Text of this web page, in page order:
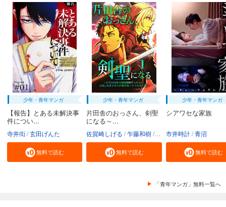
会社をやめて馬主やります！ ― アキコノユメヲ ― 65
110円 (税込)
カート
試し読み
あらすじを表示する
会社をやめて馬主やります！ ― アキコノユメヲ ― 66
110 円 (税込)
カート
あらすじを表示する
会社をやめて馬主やります！ ― アキコノユメヲ ― 67
少年・青年マンガ
【報告】とある未解決事
件につい...
寺井衒 玄田げんた
無料で読む
少年・青年マンガ
片田舎のおっさん、剣聖
になる～...
佐賀崎しげる 乍藤和樹 鍋島テツヒロ
無料で読む
少年・青年マンガ
シアワセな家族
市井時計 青沼
無料で読む
「青年マンガ」無料一覧へ